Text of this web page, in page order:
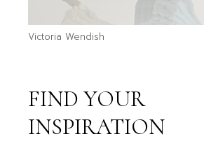
Victoria Wendish
FIND YOUR
INSPIRATION